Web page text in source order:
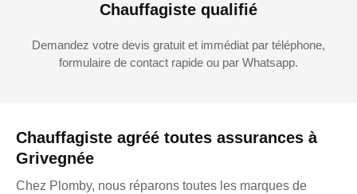
Chauffagiste agréé toutes assurances à
Grivegnée
Chez Plomby, nous réparons toutes les marques de
Chauffagiste qualifié
Demandez votre devis gratuit et immédiat par téléphone,
formulaire de contact rapide ou par Whatsapp.